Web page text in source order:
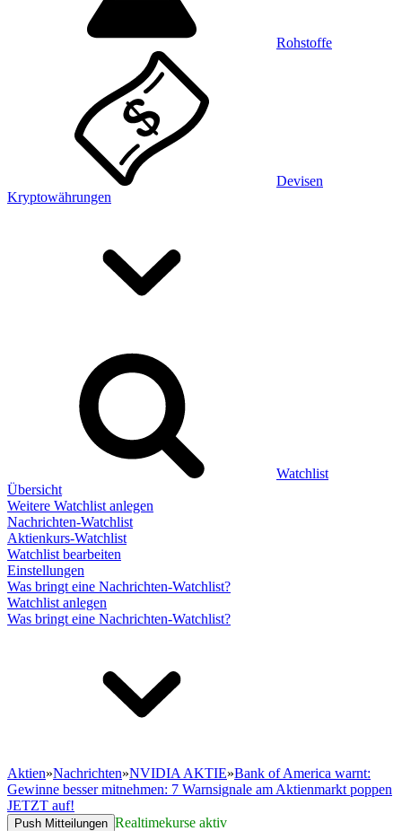
Rohstoffe
Devisen
Kryptowährungen
Watchlist
Übersicht
Weitere Watchlist anlegen
Nachrichten-Watchlist
Aktienkurs-Watchlist
Watchlist bearbeiten
Einstellungen
Was bringt eine Nachrichten-Watchlist?
Watchlist anlegen
Was bringt eine Nachrichten-Watchlist?
Aktien»Nachrichten»NVIDIA AKTIE»Bank of America warnt:
Gewinne besser mitnehmen: 7 Warnsignale am Aktienmarkt poppen
JETZT auf!
Push Mitteilungen Realtimekurse aktiv